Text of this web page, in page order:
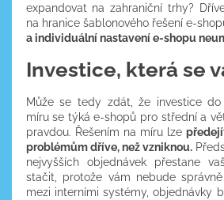
expandovat na zahraniční trhy?
na hranice šablonového řešení e-
a individuální nastavení e-shopu
Investice, která se
Může se tedy zdát, že investice
míru se týká e-shopů pro střední a
pravdou. Řešením na míru lze
problémům dříve, než vzniknou.
nejvyšších objednávek přestane
stačit, protože vám nebude
mezi interními systémy, objednávky